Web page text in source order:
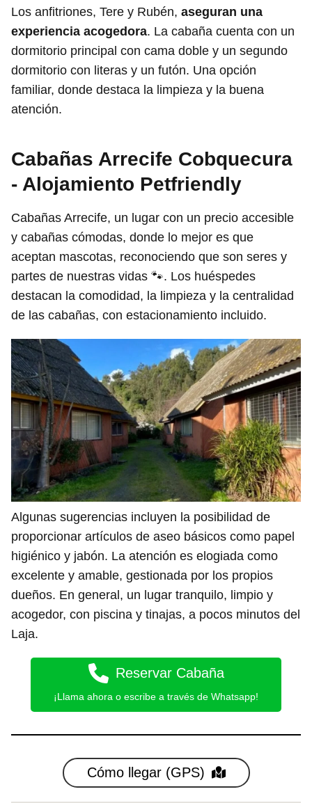
Los anfitriones, Tere y Rubén, aseguran una
experiencia acogedora. La cabaña cuenta con un
dormitorio principal con cama doble y un segundo
dormitorio con literas y un futón. Una opción
familiar, donde destaca la limpieza y la buena
atención.
Cabañas Arrecife Cobquecura
- Alojamiento Petfriendly
Cabañas Arrecife, un lugar con un precio accesible
y cabañas cómodas, donde lo mejor es que
aceptan mascotas, reconociendo que son seres y
partes de nuestras vidas 🐾. Los huéspedes
destacan la comodidad, la limpieza y la centralidad
de las cabañas, con estacionamiento incluido.
Algunas sugerencias incluyen la posibilidad de
proporcionar artículos de aseo básicos como papel
higiénico y jabón. La atención es elogiada como
excelente y amable, gestionada por los propios
dueños. En general, un lugar tranquilo, limpio y
acogedor, con piscina y tinajas, a pocos minutos del
Laja.
Reservar Cabaña
¡Llama ahora o escribe a través de Whatsapp!
Cómo llegar (GPS)